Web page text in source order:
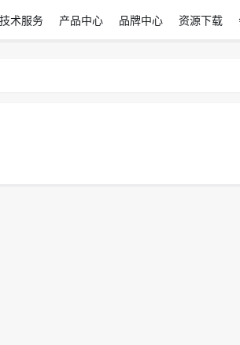
技术服务 产品中心 品牌中心 资源下载